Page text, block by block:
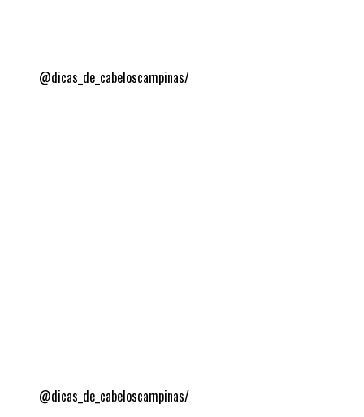
@dicas_de_cabeloscampinas/
@dicas_de_cabeloscampinas/